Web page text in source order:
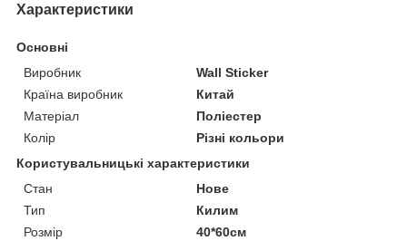
Характеристики
Основні
Виробник
Wall Sticker
Країна виробник
Китай
Матеріал
Поліестер
Колір
Різні кольори
Користувальницькі характеристики
Стан
Нове
Тип
Килим
Розмір
40*60см